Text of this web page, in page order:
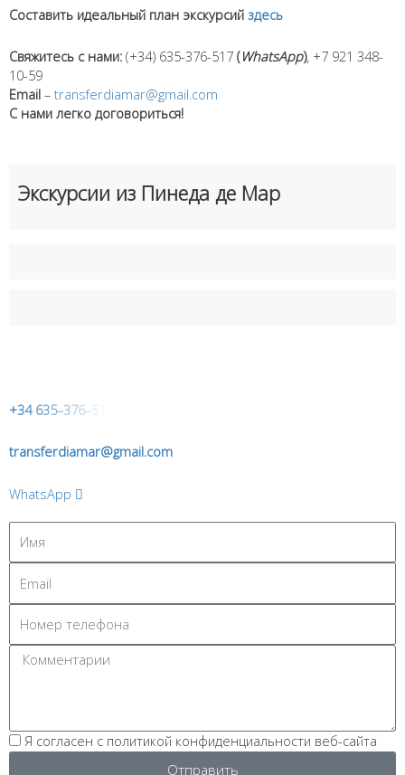
Составить идеальный план экскурсий здесь
Свяжитесь с нами: (+34) 635-376-517 (WhatsApp), +7 921 348-
10-59
Email – transferdiamar@gmail.com
С нами легко договориться!
Экскурсии из Пинеда де Мар
+34 635–376–5
transferdiamar@gmail.com
WhatsApp
Я согласен с политикой конфиденциальности веб-сайта
Отправить